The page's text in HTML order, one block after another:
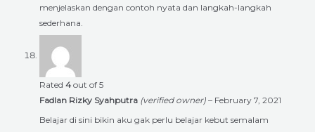
menjelaskan dengan contoh nyata dan langkah-langkah
sederhana.
Rated 4 out of 5
Fadlan Rizky Syahputra (verified owner) – February 7, 2021
Belajar di sini bikin aku gak perlu belajar kebut semalam